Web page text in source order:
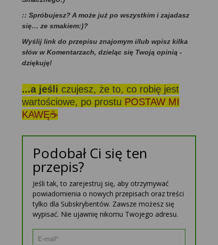
:: Spróbujesz? A może już po wszystkim i zajadasz
się… ze smakiem:)?
Wyślij link do przepisu znajomym i/lub wpisz kilka
słów w Komentarzach, dzieląc się Twoją opinią -
dziękuję!
...a jeśli czujesz, że to, co robię jest
wartościowe, po prostu POSTAW MI
KAWĘ☕
Podobał Ci się ten
przepis?
Jeśli tak, to zarejestruj się, aby otrzymywać
powiadomienia o nowych przepisach oraz treści
tylko dla Subskrybentów. Zawsze możesz się
wypisać. Nie ujawnię nikomu Twojego adresu.